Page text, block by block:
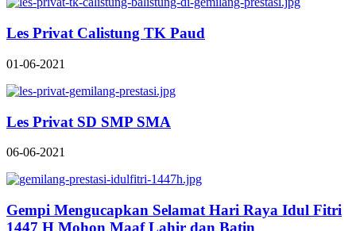
Les Privat Calistung TK Paud
01-06-2021
Les Privat SD SMP SMA
06-06-2021
Gempi Mengucapkan Selamat Hari Raya Idul Fitri
1447 H Mohon Maaf Lahir dan Batin